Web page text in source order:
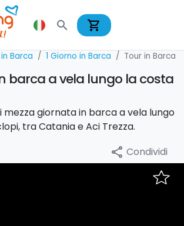
search shopping_cart
Barca 1 Giorno in Barca Tour in Barca
barca a vela lungo la costa
mezza giornata in barca a vela lungo
tra Catania e Aci Trezza.
share Condividi